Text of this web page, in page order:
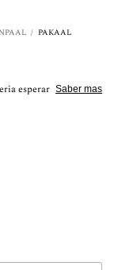
/ PAKAAL
esperar Saber mas